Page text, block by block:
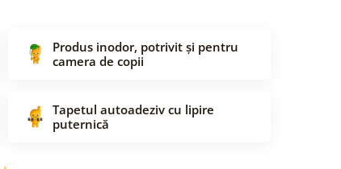
Produs inodor, potrivit și pentru
camera de copii
Tapetul autoadeziv cu lipire
puternică